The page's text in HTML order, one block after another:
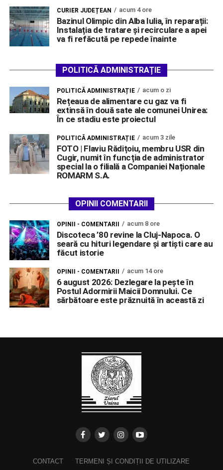
CURIER JUDEȚEAN acum 4 ore
Bazinul Olimpic din Alba Iulia, în reparații:
Instalația de tratare și recirculare a apei
va fi refăcută pe repede înainte
POLITICĂ ADMINISTRAȚIE
POLITICĂ ADMINISTRAȚIE acum o zi
Rețeaua de alimentare cu gaz va fi
extinsă în două sate ale comunei Unirea:
În ce stadiu este proiectul
POLITICĂ ADMINISTRAȚIE acum 3 zile
FOTO | Flaviu Rădițoiu, membru USR din
Cugir, numit în funcția de administrator
special la o filială a Companiei Naționale
ROMARM S.A.
OPINII COMENTARII
OPINII - COMENTARII acum 8 ore
Discoteca ’80 revine la Cluj-Napoca. O
seară cu hituri legendare și artiști care au
făcut istorie
OPINII - COMENTARII acum 14 ore
6 august 2026: Dezlegare la pește în
Postul Adormirii Maicii Domnului. Ce
sărbătoare este prăznuită în această zi
CONTACT TERMENI ȘI CONDIȚII DE UTILIZARE